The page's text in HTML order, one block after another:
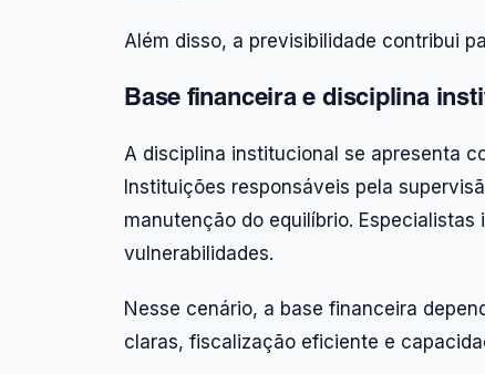
Além disso, a previsibilidade contribui
Base financeira e disciplina
A disciplina institucional se apresenta
Instituições responsáveis pela
manutenção do equilíbrio.
vulnerabilidades.
Nesse cenário, a base financeira
claras, fiscalização eficiente e